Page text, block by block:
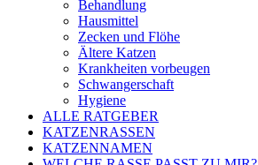
Behandlung
Hausmittel
Zecken und Flöhe
Ältere Katzen
Krankheiten vorbeugen
Schwangerschaft
Hygiene
ALLE RATGEBER
KATZENRASSEN
KATZENNAMEN